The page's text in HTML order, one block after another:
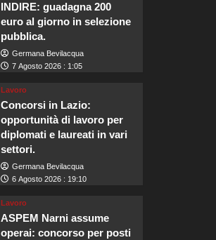
INDIRE: guadagna 200
euro al giorno in selezione
pubblica.
Germana Bevilacqua
7 Agosto 2026 : 1:05
Lavoro
Concorsi in Lazio:
opportunità di lavoro per
diplomati e laureati in vari
settori.
Germana Bevilacqua
6 Agosto 2026 : 19:10
Lavoro
ASPEM Narni assume
operai: concorso per posti